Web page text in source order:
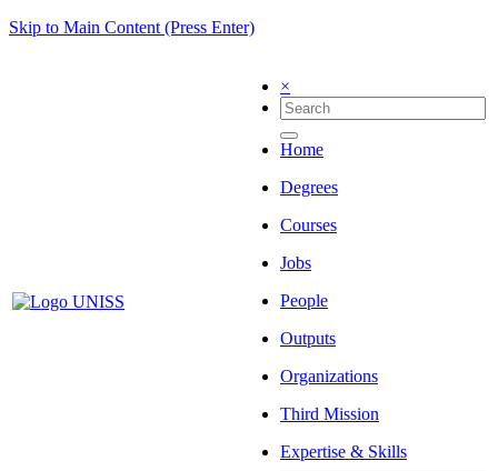
Skip to Main Content (Press Enter)
×
Home
Degrees
Courses
Jobs
People
Outputs
Organizations
Third Mission
Expertise & Skills